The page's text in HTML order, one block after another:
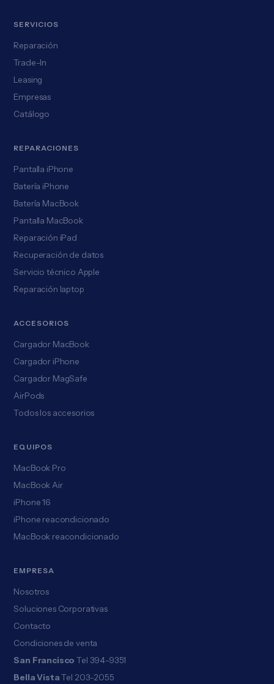
SERVICIOS
Reparación
Trade-In
Leasing
Empresas
Catálogo
REPARACIONES
Pantalla iPhone
Batería iPhone
Batería MacBook
Pantalla MacBook
Reparación iPad
Recuperación de datos
Servicio técnico Apple
Reparación laptop
ACCESORIOS
Cargador MacBook
Cargador iPhone
Cargador MagSafe
AirPods
Todos los accesorios
EQUIPOS
MacBook Pro
MacBook Air
iPhone 16
iPhone reacondicionado
MacBook reacondicionado
EMPRESA
Nosotros
Soluciones Corporativas
Contacto
Condiciones de venta
San Francisco Tel 394-9351
Bella Vista Tel 203-2055